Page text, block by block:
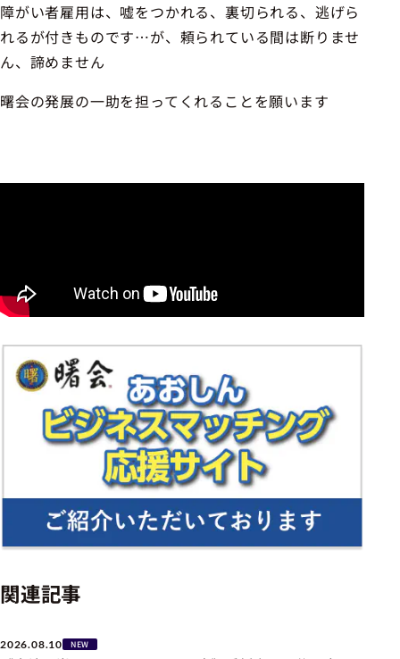
障がい者雇用は、嘘をつかれる、裏切られる、逃げら
れるが付きものです…が、頼られている間は断りませ
ん、諦めません
曙会の発展の一助を担ってくれることを願います
関連記事
2026.08.10 NEW